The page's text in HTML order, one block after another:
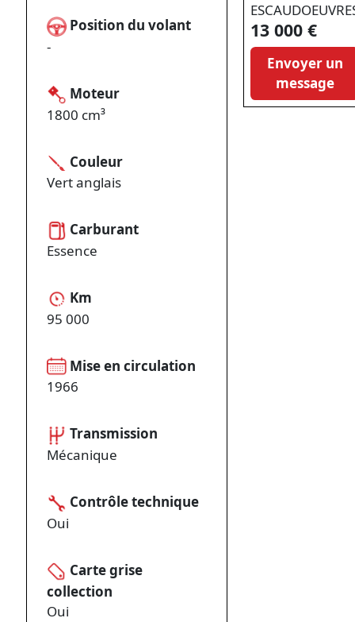
Position du volant
-
Moteur
1800 cm³
Couleur
Vert anglais
Carburant
Essence
Km
95 000
Mise en circulation
1966
Transmission
Mécanique
Contrôle technique
Oui
Carte grise
collection
Oui
13 000 €
Envoyer un
message